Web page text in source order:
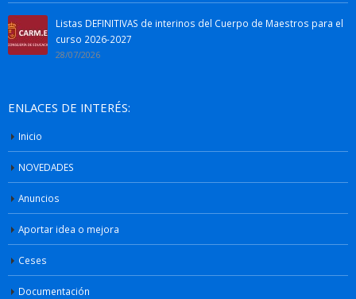
Listas DEFINITIVAS de interinos del Cuerpo de Maestros para el
curso 2026-2027
28/07/2026
ENLACES DE INTERÉS:
Inicio
NOVEDADES
Anuncios
Aportar idea o mejora
Ceses
Documentación